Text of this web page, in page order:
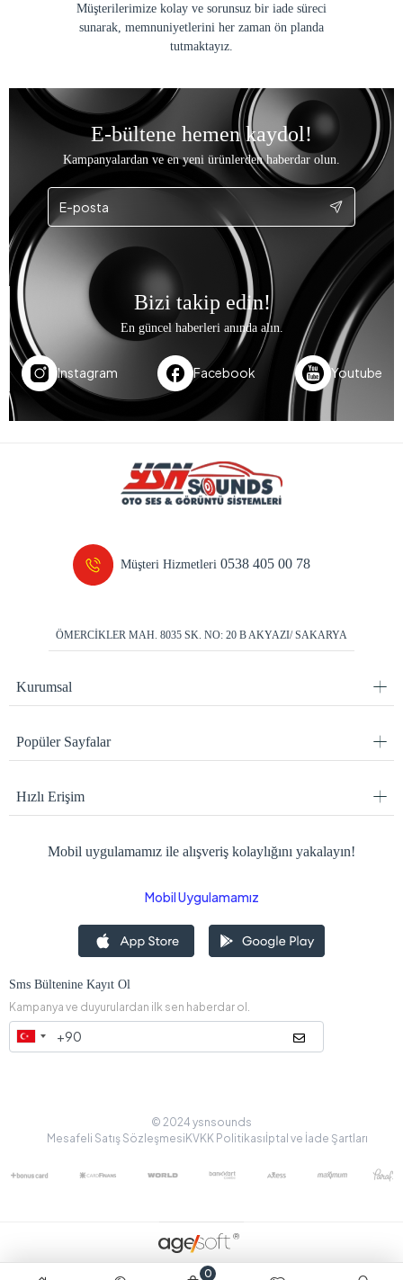
Müşterilerimize kolay ve sorunsuz bir iade süreci
sunarak, memnuniyetlerini her zaman ön planda
tutmaktayız.
E-bültene hemen kaydol!
Kampanyalardan ve en yeni ürünlerden haberdar olun.
Bizi takip edin!
En güncel haberleri anında alın.
Instagram Facebook Youtube
Müşteri Hizmetleri0538 405 00 78
ÖMERCİKLER MAH. 8035 SK. NO: 20 B AKYAZI/ SAKARYA
Kurumsal
Popüler Sayfalar
Hızlı Erişim
Mobil uygulamamız ile alışveriş kolaylığını yakalayın!
Mobil Uygulamamız
Sms Bültenine Kayıt Ol
Kampanya ve duyurulardan ilk sen haberdar ol.
© 2024 ysnsounds
Mesafeli Satış Sözleşmesi KVKK Politikasıİptal ve İade Şartları
0